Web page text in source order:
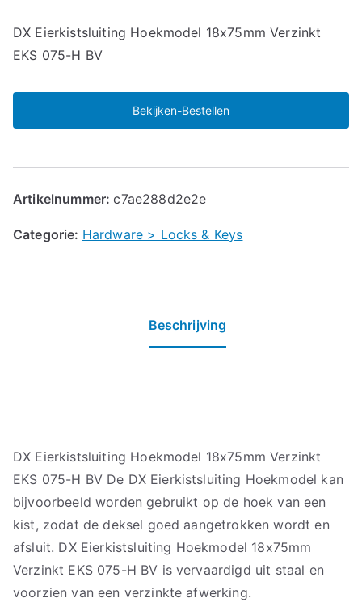
DX Eierkistsluiting Hoekmodel 18x75mm Verzinkt
EKS 075-H BV
Bekijken-Bestellen
Artikelnummer:c7ae288d2e2e
Categorie: Hardware > Locks & Keys
Beschrijving
DX Eierkistsluiting Hoekmodel 18x75mm Verzinkt
EKS 075-H BV De DX Eierkistsluiting Hoekmodel kan
bijvoorbeeld worden gebruikt op de hoek van een
kist, zodat de deksel goed aangetrokken wordt en
afsluit. DX Eierkistsluiting Hoekmodel 18x75mm
Verzinkt EKS 075-H BV is vervaardigd uit staal en
voorzien van een verzinkte afwerking.